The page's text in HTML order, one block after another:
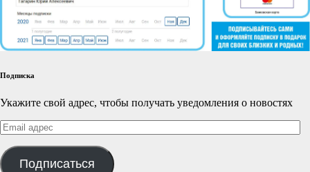
Подписка
Укажите свой адрес, чтобы получать уведомления о новостях
Email
адрес
Подписаться